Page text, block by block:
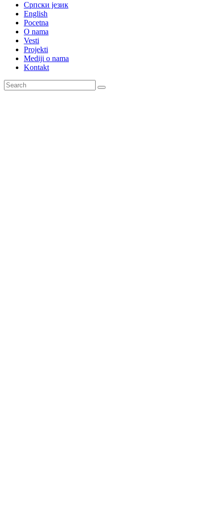
Српски језик
English
Pocetna
O nama
Vesti
Projekti
Mediji o nama
Kontakt